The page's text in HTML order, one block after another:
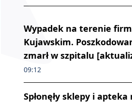
Wypadek na terenie
Kujawskim.
zmarł w szpitalu
09:12
Spłonęły sklepy i